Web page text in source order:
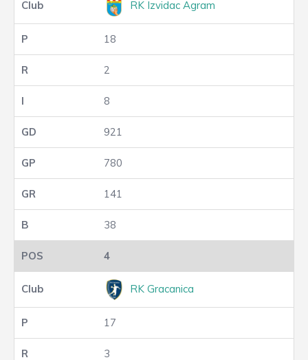
RK Izvidac Agram
18
2
8
921
780
141
38
4
RK Gracanica
17
3